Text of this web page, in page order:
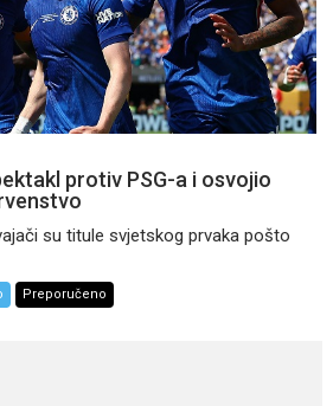
protiv PSG-a i osvojio
su titule svjetskog prvaka pošto
Preporučeno